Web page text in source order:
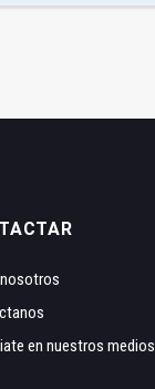
en nuestros medios